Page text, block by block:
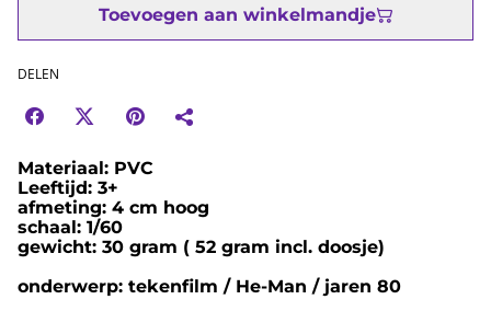
Toevoegen aan winkelmandje
DELEN
Materiaal: PVC
Leeftijd: 3+
afmeting: 4 cm hoog
schaal: 1/60
gewicht: 30 gram ( 52 gram incl. doosje)
onderwerp: tekenfilm / He-Man / jaren 80